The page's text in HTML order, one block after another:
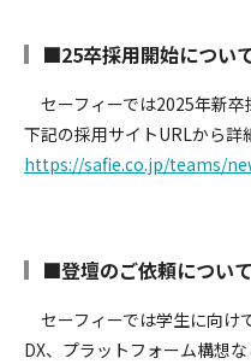
■25卒採用開始につい
セーフィーでは2025年新卒
下記の採用サイトURLから詳
https://safie.co.jp/teams/
■登壇のご依頼について
セーフィーでは学生に向け
DX、プラットフォーム構想